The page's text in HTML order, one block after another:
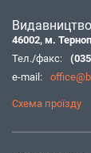
46002, м.
Тел./факс:
e-mail:
Схема проїзду